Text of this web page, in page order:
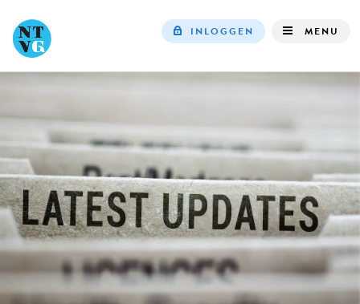
navigation
INLOGGEN MENU